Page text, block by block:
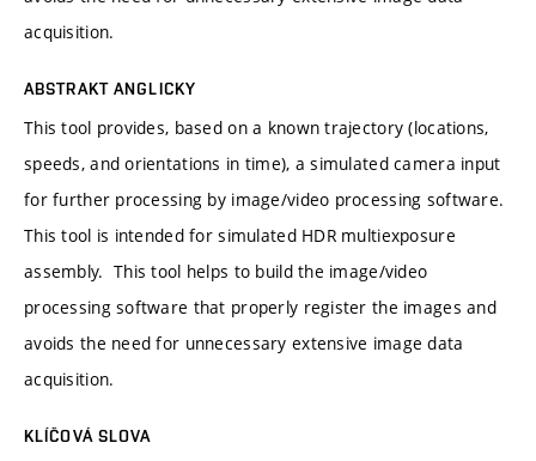
acquisition.
ABSTRAKT ANGLICKY
This tool provides, based on a known trajectory (locations,
speeds, and orientations in time), a simulated camera input
for further processing by image/video processing software.
This tool is intended for simulated HDR multiexposure
assembly. This tool helps to build the image/video
processing software that properly register the images and
avoids the need for unnecessary extensive image data
acquisition.
KLÍČOVÁ SLOVA